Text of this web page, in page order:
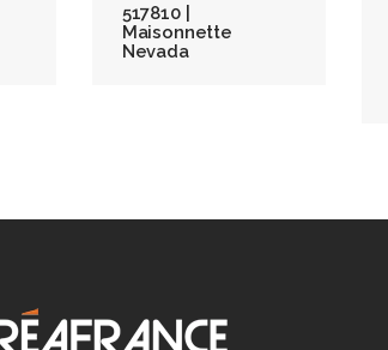
517810 |
Maisonnette
Nevada